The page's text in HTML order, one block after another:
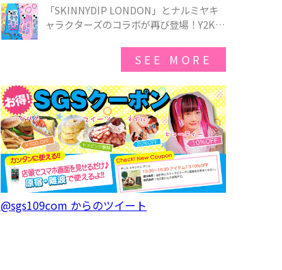
ー」が新発売！Q-pot CAFE.では「かぼち
ゃのオバケーキプレート」も登場
「SKINNYDIP LONDON」とナルミヤキ
ャラクターズのコラボが再び登場！Y2Kム
SEE MORE
@sgs109com からのツイート